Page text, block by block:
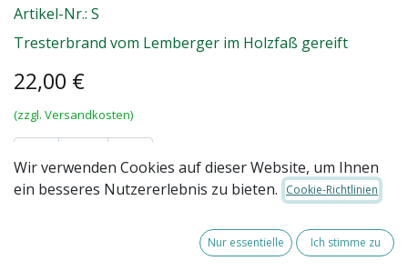
Artikel-Nr.: S
Tresterbrand vom Lemberger im Holzfaß gereift
22,00 €
(zzgl. Versandkosten)
IN DEN
WARENKORB
Wir verwenden Cookies auf dieser Website, um Ihnen
ein besseres Nutzererlebnis zu bieten.
Cookie-Richtlinien
Nur essentielle Ich stimme zu